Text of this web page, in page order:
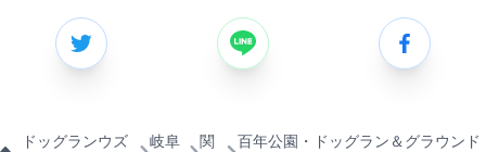
ドッグランウズ
岐阜
関
百年公園・ドッグラン＆グラウンド